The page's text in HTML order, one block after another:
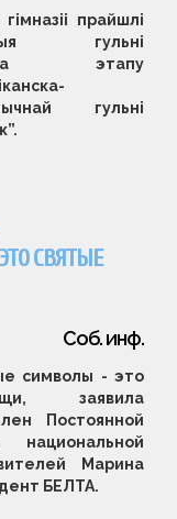
прайшлі
гульні
этапу
гульні
СВЯТЫЕ
Соб. инф.
символы - это
заявила
Постоянной
Марина
БЕЛТА.